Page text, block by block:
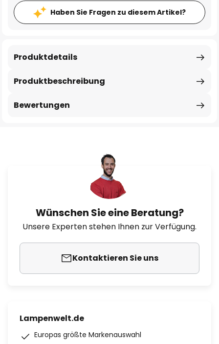
Haben Sie Fragen zu diesem Artikel?
Produktbeschreibung
Produktdetails
Bewertungen
Wünschen Sie eine Beratung?
Unsere Experten stehen Ihnen zur Verfügung.
Kontaktieren Sie uns
Lampenwelt.de
Europas größte Markenauswahl